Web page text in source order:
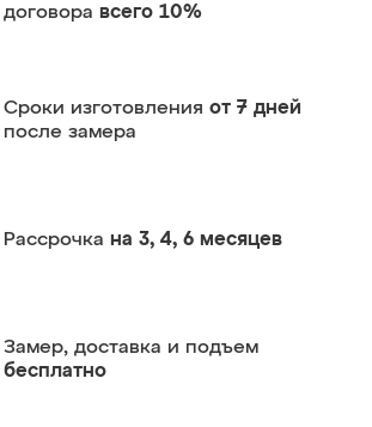
договора всего 10%
Сроки изготовления от 7 дней
после замера
Рассрочка на 3, 4, 6 месяцев
Замер, доставка и подъем
бесплатно